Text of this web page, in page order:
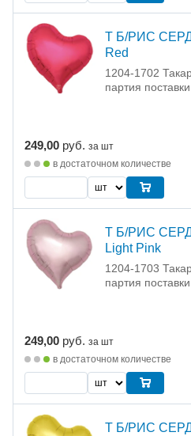
Т Б/РИС
Red
1204-1702
партия
249,00 руб. за шт
в достаточном количестве
Т Б/РИС
Light Pink
1204-1703
партия
249,00 руб. за шт
в достаточном количестве
Т Б/РИС